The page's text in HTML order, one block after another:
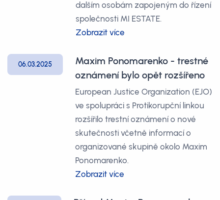
dalším osobám zapojeným do řízení
společnosti MI ESTATE.
Zobrazit více
06.03.2025
Maxim Ponomarenko - trestné
oznámení bylo opět rozšířeno
European Justice Organization (EJO)
ve spolupráci s Protikorupční linkou
rozšířilo trestní oznámení o nové
skutečnosti včetně informací o
organizované skupině okolo Maxim
Ponomarenko.
Zobrazit více